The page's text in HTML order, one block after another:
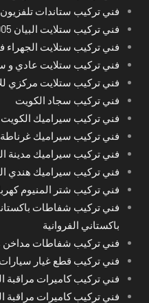
فني تركيب ستاندات
فني تركيب ستلايت البيان 55806005
فني تركيب ستلايت الجهراء
فني تركيب ستلايت عادي و
فني تركيب ستلايت مركزي
فني تركيب سجاد الكويت
فني تركيب سيراميك
فني تركيب سيراميك غرناطة
فني تركيب سيراميك مدينة
فني تركيب سيراميك هندي
فني تركيب شتر المنيوم
فني تركيب شفاطات
باكستاني الفروانية
فني تركيب شفاطات مداخن
فني تركيب قطع غيار سيارات
فني تركيب كاميرات مراقبة
فني تركيب كاميرات مراقبة